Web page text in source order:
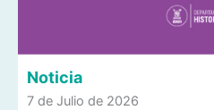
Noticia
7 de Julio de 2026